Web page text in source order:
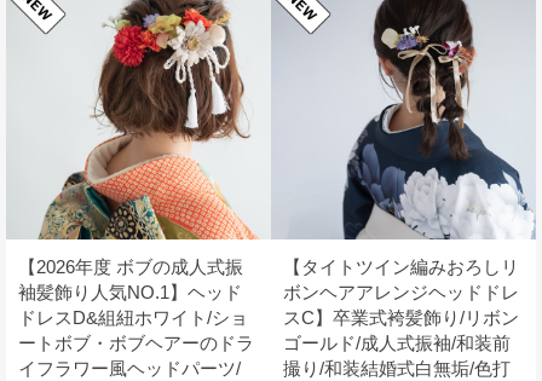
【2026年度 ボブの成人式振
袖髪飾り人気NO.1】ヘッド
ドレスD&組紐ホワイト/ショ
ートボブ・ボブヘアーのドラ
イフラワー風ヘッドパーツ/
【タイトツイン編みおろしリ
ボンヘアアレンジヘッドドレ
スC】卒業式袴髪飾り/リボン
ゴールド/成人式振袖/和装前
撮り/和装結婚式白無垢/色打